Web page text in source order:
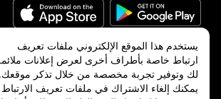
©
2026شركة Uber Technologies, Inc.‎
يستخدم هذا الموقع الإلكتروني ملفات تعريف
ارتباط خاصة بأطراف أخرى لعرض إعلانات
لك وتوفير تجربة مخصصة من خلال تذكر موقعك.
يمكنك إلغاء الاشتراك في ملفات تعريف الارتباط